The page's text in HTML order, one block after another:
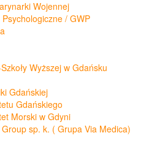
Wojennej
/ GWP
Wyższej w Gdańsku
Gdańskiej
Gdańskiego
Morski w Gdyni
sp. k. ( Grupa Via Medica)